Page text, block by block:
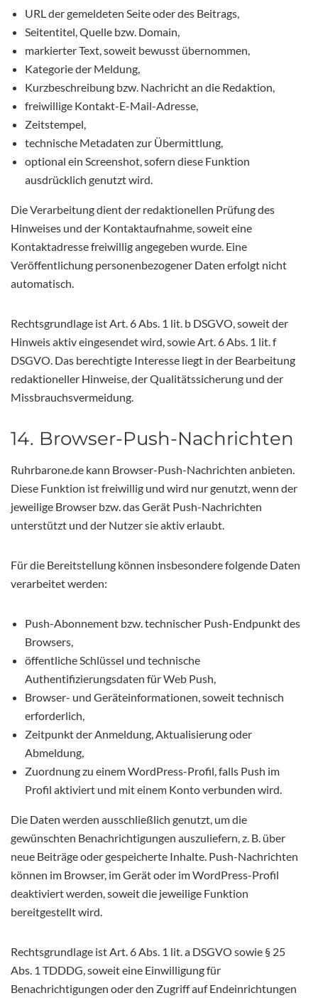
URL der gemeldeten Seite oder des Beitrags,
Seitentitel, Quelle bzw. Domain,
markierter Text, soweit bewusst übernommen,
Kategorie der Meldung,
Kurzbeschreibung bzw. Nachricht an die Redaktion,
freiwillige Kontakt-E-Mail-Adresse,
Zeitstempel,
technische Metadaten zur Übermittlung,
optional ein Screenshot, sofern diese Funktion
ausdrücklich genutzt wird.
Die Verarbeitung dient der redaktionellen Prüfung des
Hinweises und der Kontaktaufnahme, soweit eine
Kontaktadresse freiwillig angegeben wurde. Eine
Veröffentlichung personenbezogener Daten erfolgt nicht
automatisch.
Rechtsgrundlage ist Art. 6 Abs. 1 lit. b DSGVO, soweit der
Hinweis aktiv eingesendet wird, sowie Art. 6 Abs. 1 lit. f
DSGVO. Das berechtigte Interesse liegt in der Bearbeitung
redaktioneller Hinweise, der Qualitätssicherung und der
Missbrauchsvermeidung.
14. Browser-Push-Nachrichten
Ruhrbarone.de kann Browser-Push-Nachrichten anbieten.
Diese Funktion ist freiwillig und wird nur genutzt, wenn der
jeweilige Browser bzw. das Gerät Push-Nachrichten
unterstützt und der Nutzer sie aktiv erlaubt.
Für die Bereitstellung können insbesondere folgende Daten
verarbeitet werden:
Push-Abonnement bzw. technischer Push-Endpunkt des
Browsers,
öffentliche Schlüssel und technische
Authentifizierungsdaten für Web Push,
Browser- und Geräteinformationen, soweit technisch
erforderlich,
Zeitpunkt der Anmeldung, Aktualisierung oder
Abmeldung,
Zuordnung zu einem WordPress-Profil, falls Push im
Profil aktiviert und mit einem Konto verbunden wird.
Die Daten werden ausschließlich genutzt, um die
gewünschten Benachrichtigungen auszuliefern, z. B. über
neue Beiträge oder gespeicherte Inhalte. Push-Nachrichten
können im Browser, im Gerät oder im WordPress-Profil
deaktiviert werden, soweit die jeweilige Funktion
bereitgestellt wird.
Rechtsgrundlage ist Art. 6 Abs. 1 lit. a DSGVO sowie § 25
Abs. 1 TDDDG, soweit eine Einwilligung für
Benachrichtigungen oder den Zugriff auf Endeinrichtungen